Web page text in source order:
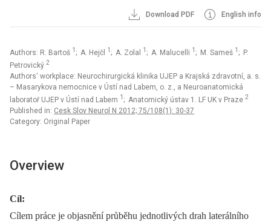
Download PDF English info
Authors: R. Bartoš 1 ; A. Hejčl 1 ; A. Zolal 1 ; A. Malucelli 1 ; M. Sameš 1 ; P.
Petrovický 2
Authors‘ workplace: Neurochirurgická klinika UJEP a Krajská zdravotní, a. s.
– Masarykova nemocnice v Ústí nad Labem, o. z., a Neuroanatomická
laboratoř UJEP v Ústí nad Labem 1 ; Anatomický ústav 1. LF UK v Praze 2
Published in: Cesk Slov Neurol N 2012; 75/108(1): 30-37
Category: Original Paper
Overview
Cíl:
Cílem práce je objasnění průběhu jednotlivých drah laterálního